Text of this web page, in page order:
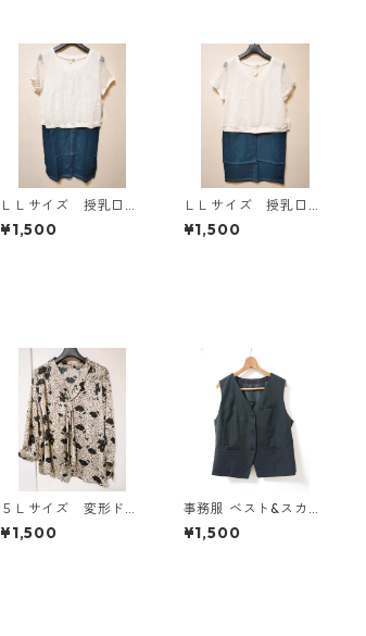
ＬＬサイズ 授乳口付
き マタニティ ドッ
キングワンピース ホ
¥1,500
ＬＬサイズ 授乳口付
き マタニティ ドッ
キングワンピース ホ
¥1,500
５Ｌサイズ 変形ドッ
ト 花柄 ボウタイブ
ラウス オフホワイ
¥1,500
事務服 ベスト&スカー
トセット 3L ブラック
◆KIY-1299◆
¥1,500